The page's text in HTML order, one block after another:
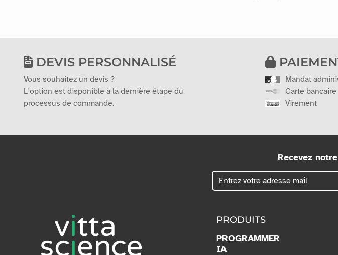
DEVIS PERSONNALISÉ
Vous souhaitez un devis ?
L'option est disponible à la dernière étape du
processus de commande.
Mandat
Carte bancaire
Virement
Recevez
PRODUITS
PROGRAMMER
IA